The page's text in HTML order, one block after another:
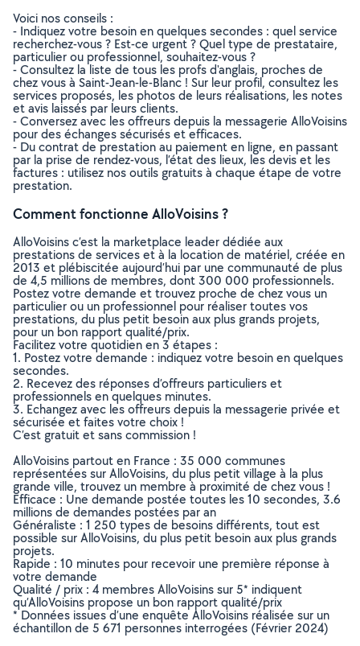
Voici nos conseils :
- Indiquez votre besoin en quelques secondes : quel service
recherchez-vous ? Est-ce urgent ? Quel type de prestataire,
particulier ou professionnel, souhaitez-vous ?
- Consultez la liste de tous les profs d'anglais, proches de
chez vous à Saint-Jean-le-Blanc ! Sur leur profil, consultez les
services proposés, les photos de leurs réalisations, les notes
et avis laissés par leurs clients.
- Conversez avec les offreurs depuis la messagerie AlloVoisins
pour des échanges sécurisés et efficaces.
- Du contrat de prestation au paiement en ligne, en passant
par la prise de rendez-vous, l’état des lieux, les devis et les
factures : utilisez nos outils gratuits à chaque étape de votre
prestation.
Comment fonctionne AlloVoisins ?
AlloVoisins c’est la marketplace leader dédiée aux
prestations de services et à la location de matériel, créée en
2013 et plébiscitée aujourd’hui par une communauté de plus
de 4,5 millions de membres, dont 300 000 professionnels.
Postez votre demande et trouvez proche de chez vous un
particulier ou un professionnel pour réaliser toutes vos
prestations, du plus petit besoin aux plus grands projets,
pour un bon rapport qualité/prix.
Facilitez votre quotidien en 3 étapes :
1. Postez votre demande : indiquez votre besoin en quelques
secondes.
2. Recevez des réponses d’offreurs particuliers et
professionnels en quelques minutes.
3. Echangez avec les offreurs depuis la messagerie privée et
sécurisée et faites votre choix !
C’est gratuit et sans commission !
AlloVoisins partout en France : 35 000 communes
représentées sur AlloVoisins, du plus petit village à la plus
grande ville, trouvez un membre à proximité de chez vous !
Efficace : Une demande postée toutes les 10 secondes, 3.6
millions de demandes postées par an
Généraliste : 1 250 types de besoins différents, tout est
possible sur AlloVoisins, du plus petit besoin aux plus grands
projets.
Rapide : 10 minutes pour recevoir une première réponse à
votre demande
Qualité / prix : 4 membres AlloVoisins sur 5* indiquent
qu’AlloVoisins propose un bon rapport qualité/prix
* Données issues d’une enquête AlloVoisins réalisée sur un
échantillon de 5 671 personnes interrogées (Février 2024)